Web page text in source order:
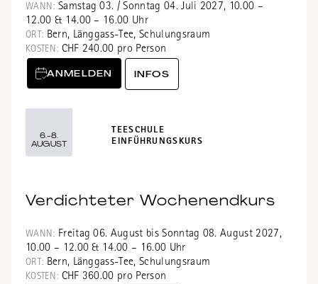
WANN: Samstag 03. / Sonntag 04. Juli 2027, 10.00 –
12.00 & 14.00 – 16.00 Uhr
ORT: Bern, Länggass-Tee, Schulungsraum
KOSTEN: CHF 240.00 pro Person
ANMELDEN INFOS
6.-8.
AUGUST
TEESCHULE
EINFÜHRUNGSKURS
Verdichteter Wochenendkurs
WANN: Freitag 06. August bis Sonntag 08. August 2027,
10.00 – 12.00 & 14.00 – 16.00 Uhr
ORT: Bern, Länggass-Tee, Schulungsraum
KOSTEN: CHF 360.00 pro Person